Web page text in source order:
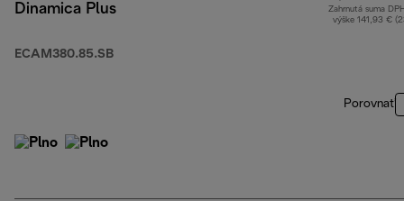
Dinamica Plus
ECAM380.85.SB
Zahrnutá suma
výške 141,93 €
Porovnať